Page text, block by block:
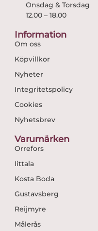
Onsdag & Torsdag
12.00 – 18.00
Information
Om oss
Köpvillkor
Nyheter
Integritetspolicy
Cookies
Nyhetsbrev
Varumärken
Orrefors
Iittala
Kosta Boda
Gustavsberg
Reijmyre
Målerås